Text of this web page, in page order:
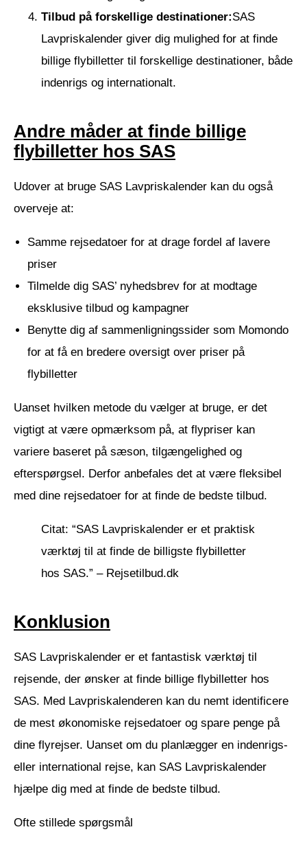
Tilbud på forskellige destinationer:SAS
Lavpriskalender giver dig mulighed for at finde
billige flybilletter til forskellige destinationer, både
indenrigs og internationalt.
Andre måder at finde billige
flybilletter hos SAS
Udover at bruge SAS Lavpriskalender kan du også
overveje at:
Samme rejsedatoer for at drage fordel af lavere
priser
Tilmelde dig SAS’ nyhedsbrev for at modtage
eksklusive tilbud og kampagner
Benytte dig af sammenligningssider som Momondo
for at få en bredere oversigt over priser på
flybilletter
Uanset hvilken metode du vælger at bruge, er det
vigtigt at være opmærksom på, at flypriser kan
variere baseret på sæson, tilgængelighed og
efterspørgsel. Derfor anbefales det at være fleksibel
med dine rejsedatoer for at finde de bedste tilbud.
Citat: “SAS Lavpriskalender er et praktisk
værktøj til at finde de billigste flybilletter
hos SAS.” – Rejsetilbud.dk
Konklusion
SAS Lavpriskalender er et fantastisk værktøj til
rejsende, der ønsker at finde billige flybilletter hos
SAS. Med Lavpriskalenderen kan du nemt identificere
de mest økonomiske rejsedatoer og spare penge på
dine flyrejser. Uanset om du planlægger en indenrigs-
eller international rejse, kan SAS Lavpriskalender
hjælpe dig med at finde de bedste tilbud.
Ofte stillede spørgsmål